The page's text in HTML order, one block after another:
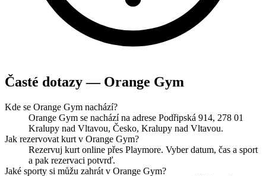
Časté dotazy — Orange Gym
Kde se Orange Gym nachází?
Orange Gym se nachází na adrese Podřipská 914, 278 01
Kralupy nad Vltavou, Česko, Kralupy nad Vltavou.
Jak rezervovat kurt v Orange Gym?
Rezervuj kurt online přes Playmore. Vyber datum, čas a sport
a pak rezervaci potvrď.
Jaké sporty si můžu zahrát v Orange Gym?